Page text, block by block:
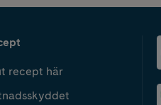
recept här